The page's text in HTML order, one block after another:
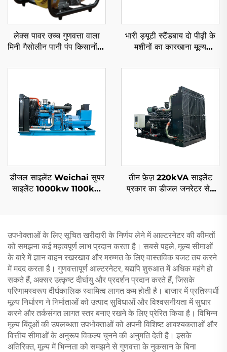
लेक्स पावर उच्च गुणवत्ता वाला
मिनी गैसोलीन पानी पंप किसानों के
भारी ड्यूटी स्टैंडबाय दो पीढ़ी के
मशीनों का कारखाना मूल्य
1250KVA डिजेल जनरेटर सेट
डीजल साइलेंट Weichai सुपर
साइलेंट 1000kw 1100kw
तीन फ़ेज़ 220kVA साइलेंट
प्रकार का डीजल जनरेटर सेट
उपभोक्ताओं के लिए सूचित खरीदारी के निर्णय लेने में आल्टरनेटर की कीमतों
को समझना कई महत्वपूर्ण लाभ प्रदान करता है। सबसे पहले, मूल्य सीमाओं
के बारे में ज्ञान वाहन रखरखाव और मरम्मत के लिए वास्तविक बजट तय करने
में मदद करता है। गुणवत्तापूर्ण आल्टरनेटर, यद्यपि शुरुआत में अधिक महंगे हो
सकते हैं, अक्सर उत्कृष्ट दीर्घायु और प्रदर्शन प्रदान करते हैं, जिसके
परिणामस्वरूप दीर्घकालिक स्वामित्व लागत कम होती है। बाजार में प्रतिस्पर्धी
मूल्य निर्धारण ने निर्माताओं को उत्पाद सुविधाओं और विश्वसनीयता में सुधार
करने और तर्कसंगत लागत स्तर बनाए रखने के लिए प्रेरित किया है। विभिन्न
मूल्य बिंदुओं की उपलब्धता उपभोक्ताओं को अपनी विशिष्ट आवश्यकताओं और
वित्तीय सीमाओं के अनुरूप विकल्प चुनने की अनुमति देती है। इसके
अतिरिक्त, मूल्य में भिन्नता को समझने से गुणवत्ता के नुकसान के बिना